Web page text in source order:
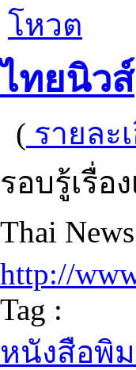
โหวต
ไทยนิวส์
( รายละ
รอบรู้เรื่อ
Thai
http://
Tag :
หนังสือพิ